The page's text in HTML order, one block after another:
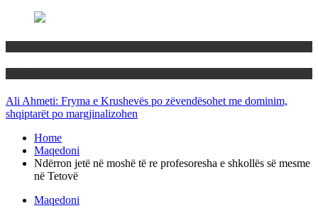
Ali Ahmeti: Fryma e Krushevës po zëvendësohet me dominim,
shqiptarët po margjinalizohen
Home
Maqedoni
Ndërron jetë në moshë të re profesoresha e shkollës së mesme
në Tetovë
Maqedoni